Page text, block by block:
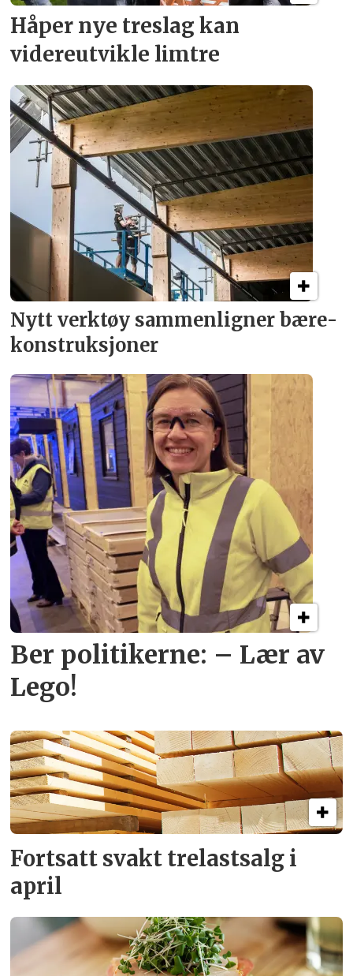
Håper nye treslag kan
videreutvikle limtre
Nytt verktøy sammenligner bære­
konstruksjoner
Ber politikerne: – Lær av
Lego!
Fortsatt svakt trelastsalg i
april